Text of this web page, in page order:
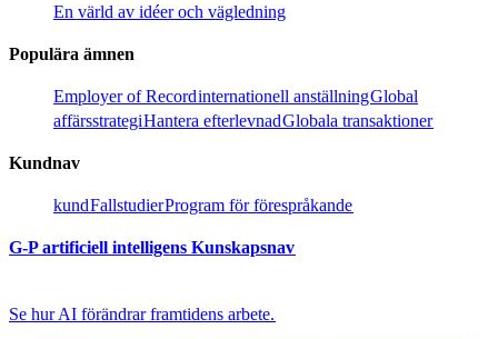
En värld av idéer och vägledning​​
Populära ämnen​​
Employer of Record​​internationell anställning​​Global
affärsstrategi​​Hantera efterlevnad​​Globala transaktioner​​
Kundnav​​
kund​​Fallstudier​​Program för förespråkande​​
G-P artificiell intelligens Kunskapsnav​​
Se hur AI förändrar framtidens arbete.​​